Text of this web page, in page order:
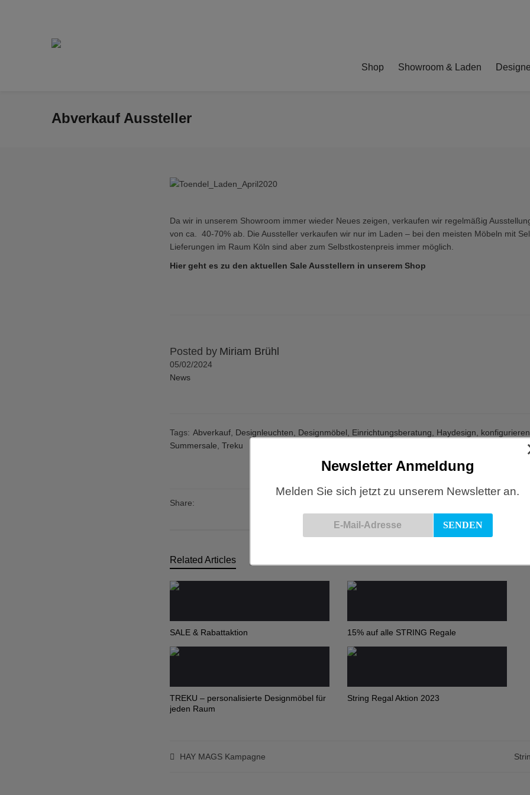
Shop Showroom & Laden
Abverkauf Aussteller
Da wir in unserem Showroom immer wieder Neues zeigen, verkaufen wir regelmäßig
von ca. 40-70% ab. Die Aussteller verkaufen wir nur im Laden – bei den meisten Möbeln mit
Lieferungen im Raum Köln sind aber zum Selbstkostenpreis immer möglich.
Hier geht es zu den aktuellen Sale Ausstellern in unserem Shop
Posted by Miriam Brühl
05/02/2024
News
Tags: Abverkauf, Designleuchten, Designmöbel, Einrichtungsberatung, Haydesign, konfigurieren
Summersale, Treku
Share:
Related Articles
SALE & Rabattaktion 15% auf alle STRING Regale
TREKU – personalisierte Designmöbel für
jeden Raum
String Regal Aktion 2023
HAY MAGS Kampagne
Newsletter Anmeldung
Melden Sie sich jetzt zu unserem Newsletter an.